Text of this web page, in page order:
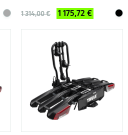
1 314,00 € 1 175,72 €